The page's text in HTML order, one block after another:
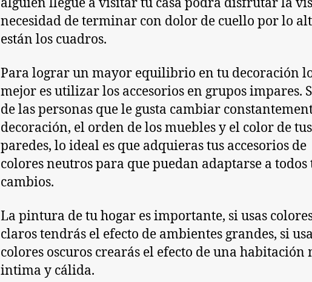
necesidad de terminar con dolor de cuello por lo
están los cuadros.
Para lograr un mayor equilibrio en tu decoración
mejor es utilizar los accesorios en grupos impares.
de las personas que le gusta cambiar
decoración, el orden de los muebles y el color de tus
paredes, lo ideal es que adquieras tus accesorios de
colores neutros para que puedan adaptarse a todos
cambios.
La pintura de tu hogar es importante, si usas
claros tendrás el efecto de ambientes grandes, si
colores oscuros crearás el efecto de una habitación
intima y cálida.